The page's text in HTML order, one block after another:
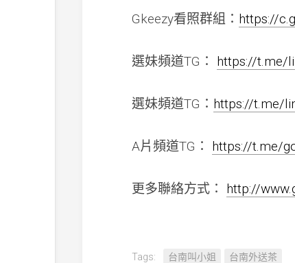
Gkeezy看照群組： https://
選妹頻道TG： https://t.me/
選妹頻道TG： https://t.me/
A片頻道TG： https://t.me/
更多聯絡方式： http://
Tags: 台南叫小姐 台南外送茶